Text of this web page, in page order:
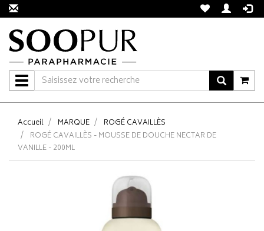
Navigation
Accueil MARQUE
ROGÉ CAVAILLÈS
ROGÉ CAVAILLÈS - MOUSSE DE DOUCHE NECTAR DE
VANILLE - 200ML